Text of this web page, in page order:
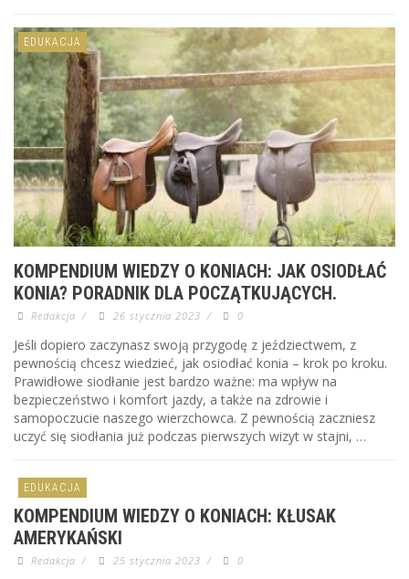
EDUKACJA
KOMPENDIUM WIEDZY O KONIACH: JAK OSIODŁAĆ
KONIA? PORADNIK DLA POCZĄTKUJĄCYCH.
Redakcja / 26 stycznia 2023 / 0
Jeśli dopiero zaczynasz swoją przygodę z jeździectwem, z
pewnością chcesz wiedzieć, jak osiodłać konia – krok po kroku.
Prawidłowe siodłanie jest bardzo ważne: ma wpływ na
bezpieczeństwo i komfort jazdy, a także na zdrowie i
samopoczucie naszego wierzchowca. Z pewnością zaczniesz
uczyć się siodłania już podczas pierwszych wizyt w stajni, …
EDUKACJA
KOMPENDIUM WIEDZY O KONIACH: KŁUSAK
AMERYKAŃSKI
Redakcja / 25 stycznia 2023 / 0